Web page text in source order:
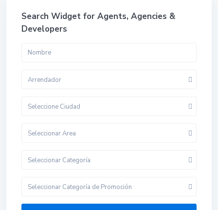
Search Widget for Agents, Agencies &
Developers
Arrendador
Seleccione Ciudad
Seleccionar Area
Seleccionar Categoría
Seleccionar Categoría de Promoción